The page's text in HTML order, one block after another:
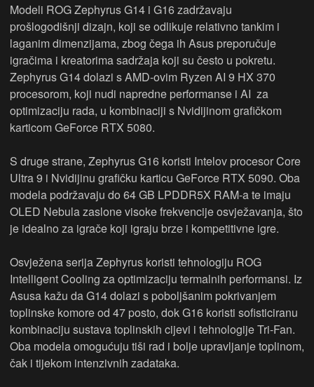
Modeli ROG Zephyrus G14 i G16 zadržavaju
prošlogodišnji dizajn, koji se odlikuje relativno tankim i
laganim dimenzijama, zbog čega ih Asus preporučuje
igračima i kreatorima sadržaja koji su često u pokretu.
Zephyrus G14 dolazi s AMD-ovim Ryzen AI 9 HX 370
procesorom, koji nudi napredne performanse i AI za
optimizaciju rada, u kombinaciji s Nvidijinom grafičkom
karticom GeForce RTX 5080.
S druge strane, Zephyrus G16 koristi Intelov procesor Core
Ultra 9 i Nvidijinu grafičku karticu GeForce RTX 5090. Oba
modela podržavaju do 64 GB LPDDR5X RAM-a te imaju
OLED Nebula zaslone visoke frekvencije osvježavanja, što
je idealno za igrače koji igraju brze i kompetitivne igre.
Osvježena serija Zephyrus koristi tehnologiju ROG
Intelligent Cooling za optimizaciju termalnih performansi. Iz
Asusa kažu da G14 dolazi s poboljšanim pokrivanjem
toplinske komore od 47 posto, dok G16 koristi sofisticiranu
kombinaciju sustava toplinskih cijevi i tehnologije Tri-Fan.
Oba modela omogućuju tiši rad i bolje upravljanje toplinom,
čak i tijekom intenzivnih zadataka.